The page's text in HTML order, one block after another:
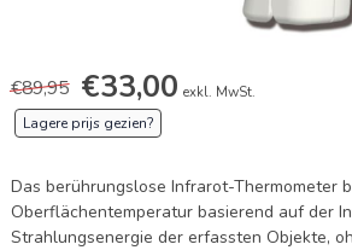
€89,95 €33,00 exkl. MwSt.
Lagere prijs gezien?
Das berührungslose Infrarot-Thermometer
Oberflächentemperatur basierend auf der
Strahlungsenergie der erfassten Objekte,